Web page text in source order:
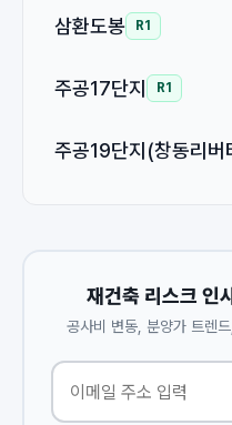
삼환도봉 R1
주공17단지 R1
주공19단지(창동리버
재건축 리스크 인
공사비 변동, 분양가 트렌